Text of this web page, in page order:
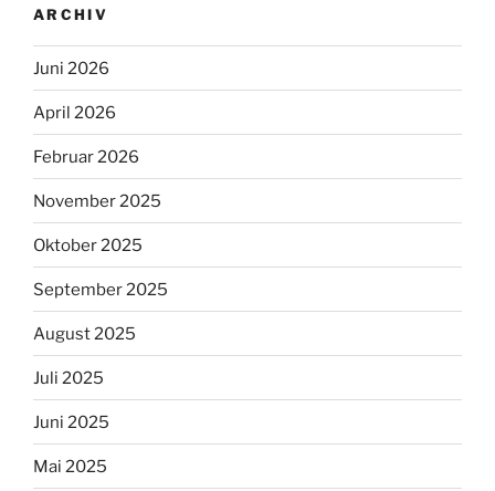
ARCHIV
Juni 2026
April 2026
Februar 2026
November 2025
Oktober 2025
September 2025
August 2025
Juli 2025
Juni 2025
Mai 2025